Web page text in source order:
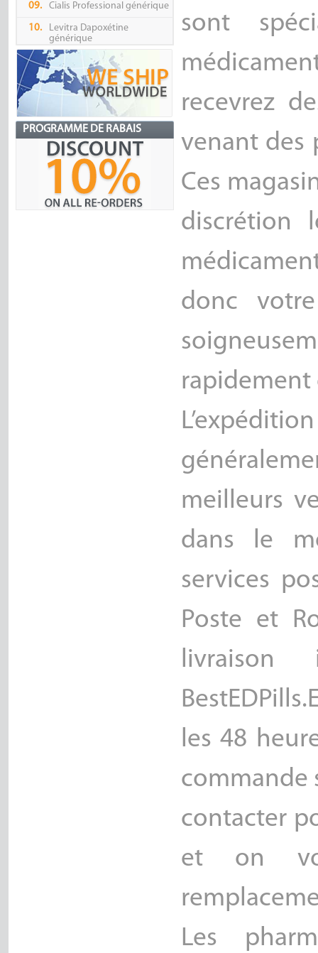
09. Cialis Professional générique
10.
Levitra Dapoxétine
générique
PROGRAMME DE RABAIS
sont
recevrez
venant des
Ces
discrétion
donc
rapidement
meilleurs
dans le
services
Poste et
livraison
les 48
commande
contacter
et on
Les